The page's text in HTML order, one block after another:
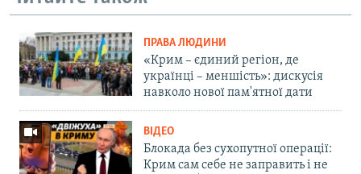
ПРАВА ЛЮДИНИ
«Крим – єдиний регіон, де
українці – меншість»: дискусія
навколо нової пам'ятної дати
ВІДЕО
Блокада без сухопутної операції:
Крим сам себе не заправить і не